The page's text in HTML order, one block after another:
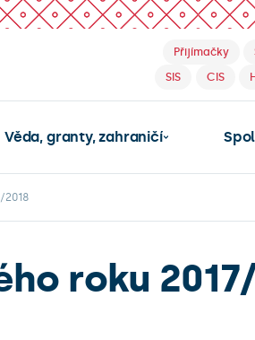
Přijímačky
SIS
CIS
Věda, granty, zahraničí
2018
roku